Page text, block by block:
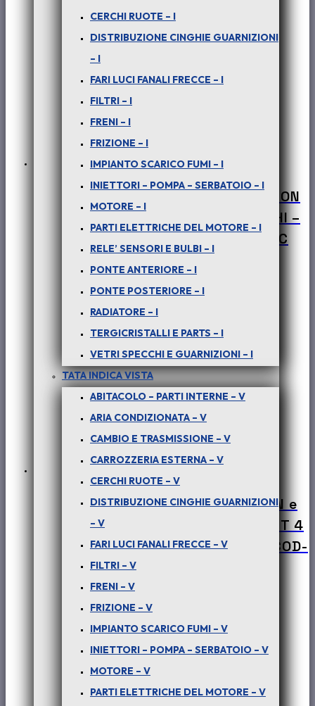
CERCHI RUOTE – I
DISTRIBUZIONE CINGHIE GUARNIZIONI
– I
FARI LUCI FANALI FRECCE – I
FILTRI – I
FRENI – I
FRIZIONE – I
IMPIANTO SCARICO FUMI – I
INIETTORI – POMPA – SERBATOIO – I
MOTORE – I
PARTI ELETTRICHE DEL MOTORE – I
RELE’ SENSORI E BULBI – I
PONTE ANTERIORE – I
PONTE POSTERIORE – I
RADIATORE – I
TERGICRISTALLI E PARTS – I
VETRI SPECCHI E GUARNIZIONI – I
TATA INDICA VISTA
ABITACOLO – PARTI INTERNE – V
ARIA CONDIZIONATA – V
CAMBIO E TRASMISSIONE – V
CARROZZERIA ESTERNA – V
CERCHI RUOTE – V
DISTRIBUZIONE CINGHIE GUARNIZIONI
– V
FARI LUCI FANALI FRECCE – V
FILTRI – V
FRENI – V
FRIZIONE – V
IMPIANTO SCARICO FUMI – V
INIETTORI – POMPA – SERBATOIO – V
MOTORE – V
PARTI ELETTRICHE DEL MOTORE – V
PER SAFARI – PICK-UP TELCO – XENON
– (tutte le versioni) : PORTAPACCHI –
BARRE PORTASCI – COD-L0058-33C
160,00 + iva
PER SAFARI, PICK-UP TELCO, XENON e
TATA ARIA – (tutte le versioni) : KIT 4
MORSETTI TUBI A.P. IDROGUIDA – COD-
AB0020-MN3
+ iva